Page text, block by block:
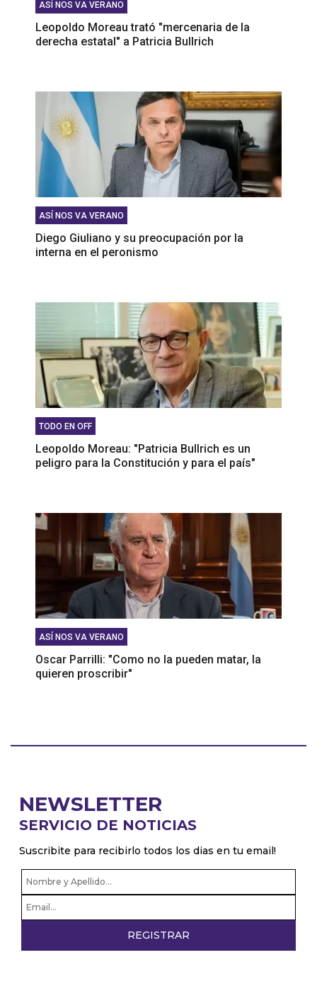
ASÍ NOS VA VERANO
Leopoldo Moreau trató "mercenaria de la
derecha estatal" a Patricia Bullrich
ASÍ NOS VA VERANO
Diego Giuliano y su preocupación por la
interna en el peronismo
TODO EN OFF
Leopoldo Moreau: "Patricia Bullrich es un
peligro para la Constitución y para el país"
ASÍ NOS VA VERANO
Oscar Parrilli: "Como no la pueden matar, la
quieren proscribir"
NEWSLETTER
SERVICIO DE NOTICIAS
Suscribite para recibirlo todos los dias en tu email!